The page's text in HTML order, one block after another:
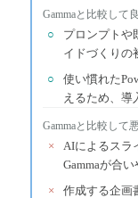
Gammaと比較して
○
プロンプトや
イドづくりの
○
使い慣れた
えるため、導
Gammaと比較して
×
AIによるスラ
Gammaが合い
×
作成する企画